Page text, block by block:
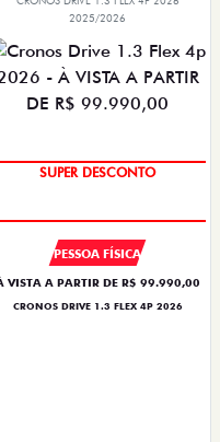
2025/2026
BÔNUS DE ATÉ R$ 14 MIL
PESSOA FÍSICA
VISTA A PARTIR DE R$ 99.990,00
CRONOS DRIVE 1.3 FLEX 4P 2026